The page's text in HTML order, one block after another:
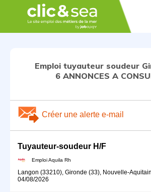
Emploi tuyauteur soudeur
6 ANNONCES A
Créer une alerte e-mail
Tuyauteur-soudeur H/F
Emploi Aquila Rh
Langon (33210), Gironde (33), Nouvelle-
04/08/2026